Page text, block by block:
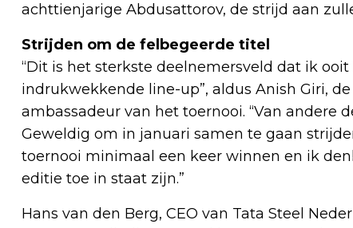
achttienjarige Abdusattorov, de strijd aan
Strijden om de felbegeerde titel
“Dit is het sterkste deelnemersveld dat ik
indrukwekkende line-up”, aldus Anish Giri,
ambassadeur van het toernooi. “Van andere
Geweldig om in januari samen te gaan
toernooi minimaal een keer winnen en ik
editie toe in staat zijn.”
Hans van den Berg, CEO van Tata Steel